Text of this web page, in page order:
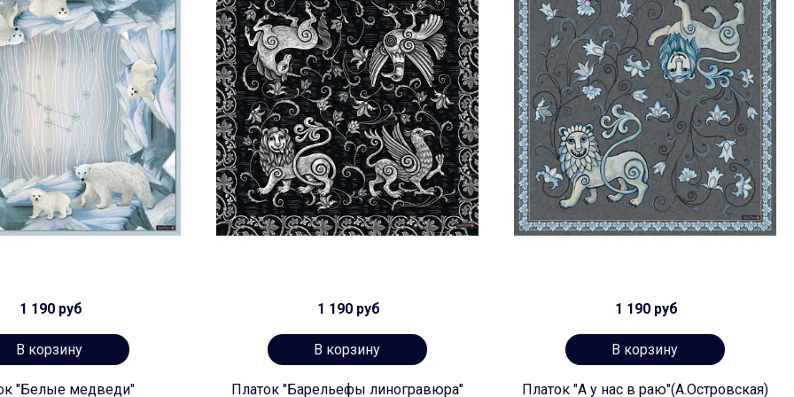
1 190 руб
В корзину
"Белые медведи"
1 190 руб
В корзину
Платок "Барельефы линогравюра"
1 190 руб
В корзину
Платок "А у нас в раю"(А.Островская)